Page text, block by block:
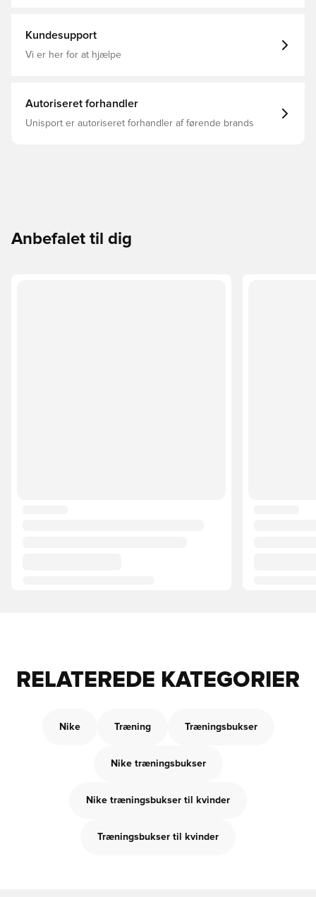
Kundesupport
Vi er her for at hjælpe
Autoriseret forhandler
Unisport er autoriseret forhandler af førende brands
Anbefalet til dig
RELATEREDE KATEGORIER
Nike Træning Træningsbukser
Nike træningsbukser
Nike træningsbukser til kvinder
Træningsbukser til kvinder